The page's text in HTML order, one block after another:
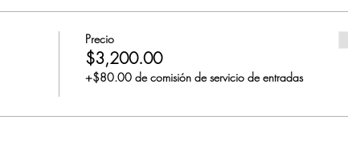
Precio
$3,200.00
+$80.00 de comisión de servicio de entradas